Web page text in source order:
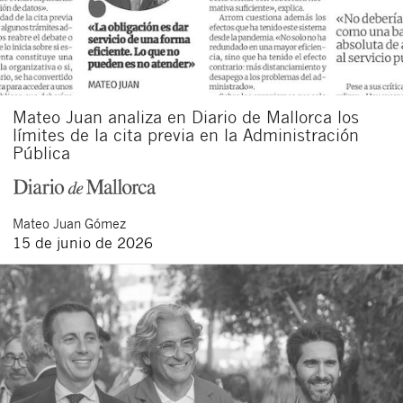
Mateo Juan analiza en Diario de Mallorca los
límites de la cita previa en la Administración
Pública
Mateo Juan Gómez
15 de junio de 2026